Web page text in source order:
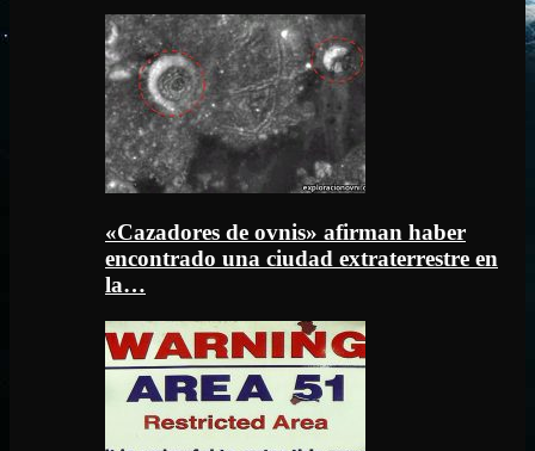
«Cazadores de ovnis» afirman haber
encontrado una ciudad extraterrestre en
la…